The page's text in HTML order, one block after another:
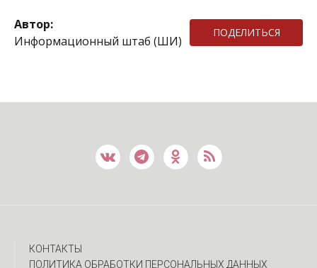
Автор:
Информационный штаб (ШИ)
ПОДЕЛИТЬСЯ
КОНТАКТЫ
ПОЛИТИКА ОБРАБОТКИ ПЕРСОНАЛЬНЫХ ДАННЫХ